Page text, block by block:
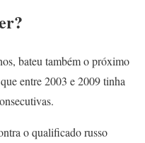
bateu também o próximo
entre 2003 e 2009 tinha
o qualificado russo